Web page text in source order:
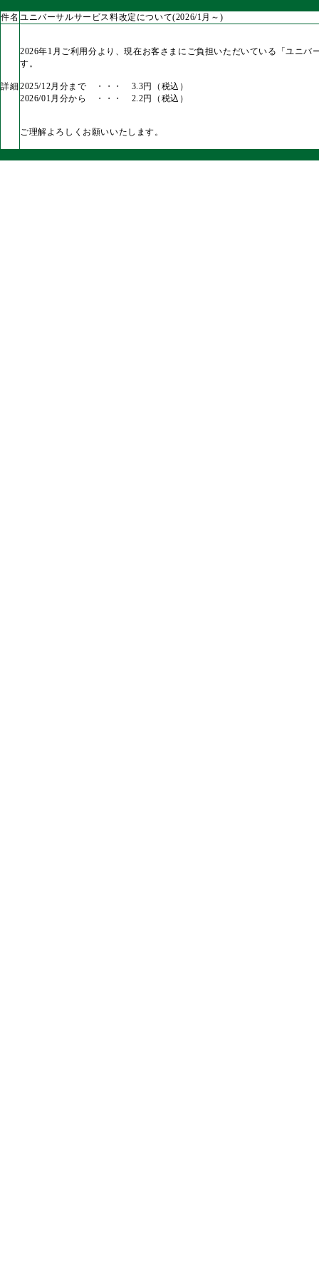
件名 ユニバーサルサービス料改定について(2026/1月～)
詳細
2026年1月ご利用分より、現在お客さまにご負担いただいている「ユニ
す。
2025/12月分まで ・・・ 3.3円（税込）
2026/01月分から ・・・ 2.2円（税込）
ご理解よろしくお願いいたします。